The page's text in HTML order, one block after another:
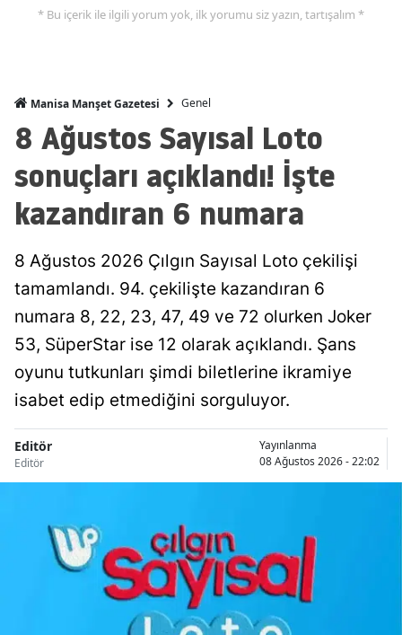
* Bu içerik ile ilgili yorum yok, ilk yorumu siz yazın, tartışalım *
Manisa Manşet Gazetesi Genel
8 Ağustos Sayısal Loto
sonuçları açıklandı! İşte
kazandıran 6 numara
8 Ağustos 2026 Çılgın Sayısal Loto çekilişi
tamamlandı. 94. çekilişte kazandıran 6
numara 8, 22, 23, 47, 49 ve 72 olurken Joker
53, SüperStar ise 12 olarak açıklandı. Şans
oyunu tutkunları şimdi biletlerine ikramiye
isabet edip etmediğini sorguluyor.
Editör
Editör
Yayınlanma
08 Ağustos 2026 - 22:02